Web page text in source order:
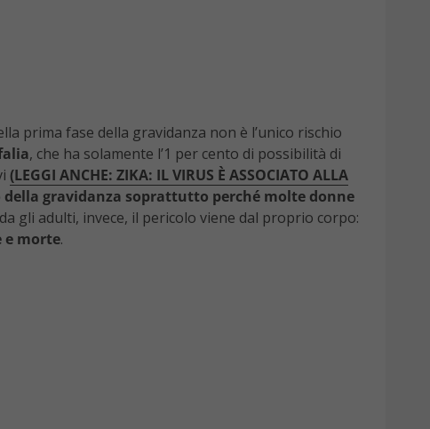
prima fase della gravidanza non è l’unico rischio
, che ha solamente l’1 per cento di possibilità di
(LEGGI ANCHE: ZIKA: IL VIRUS È ASSOCIATO ALLA
della gravidanza soprattutto perché molte donne
gli adulti, invece, il pericolo viene dal proprio corpo:
e morte.